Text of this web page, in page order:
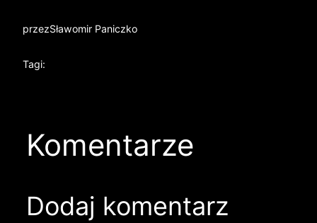
przezSławomir Paniczko
Tagi:
Komentarze
Dodaj komentarz